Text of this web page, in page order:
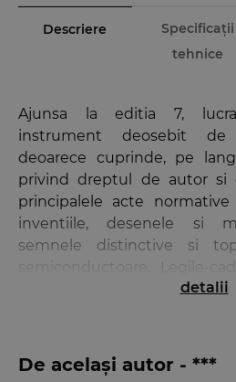
Descriere
Specificații
tehnice
Ajunsa la editia 7,
instrument deosebit de
deoarece cuprinde, pe
privind dreptul de autor si
principalele acte normative
inventiile, desenele si
semnele distinctive si
semiconductoare. Legile-
cu regulamentele si
Culegerea include si
detalii
De același autor - ***